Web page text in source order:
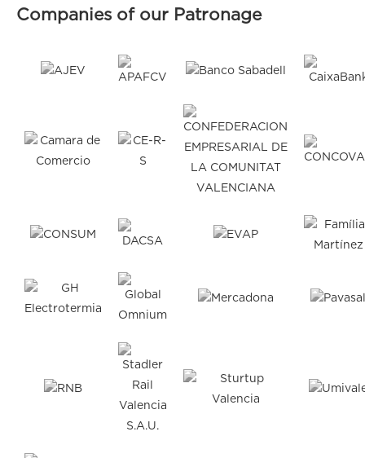
Companies of our Patronage